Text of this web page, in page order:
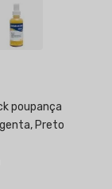
poupança
Preto